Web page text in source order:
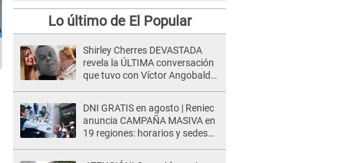
Lo último de El Popular
Shirley Cherres DEVASTADA
revela la ÚLTIMA conversación
que tuvo con Víctor Angobaldo
DNI GRATIS en agosto | Reniec
anuncia CAMPAÑA MASIVA en
19 regiones: horarios y sedes